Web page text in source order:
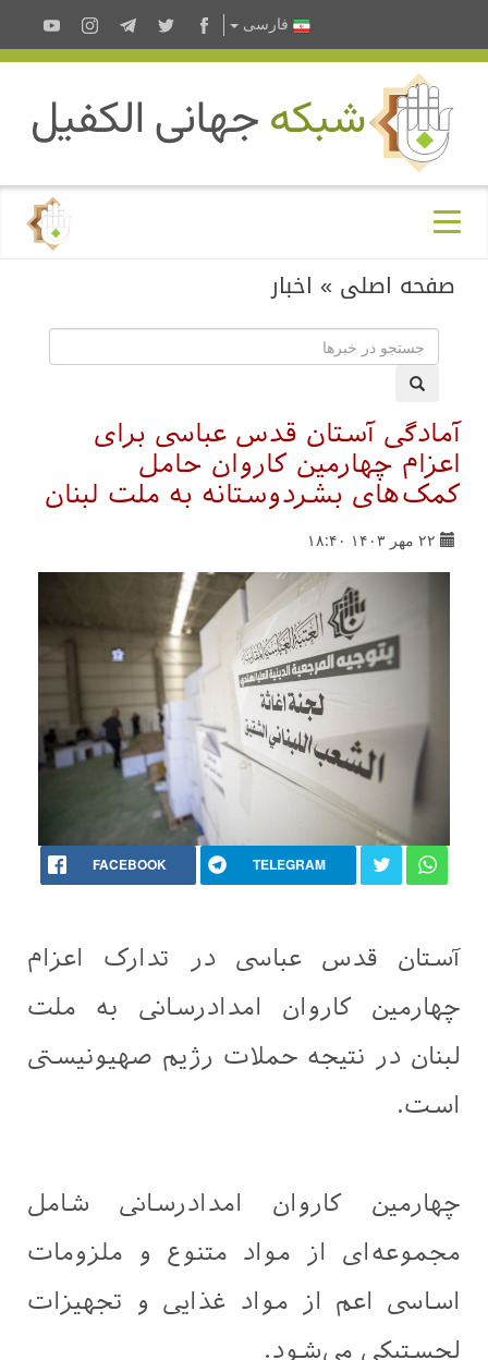
فارسى
صفحه اصلی » اخبار
آمادگی آستان قدس عباسی برای
اعزام چهارمین کاروان حامل
کمک‌های بشردوستانه به ملت لبنان
۲۲ مهر ۱۴۰۳ ۱۸:۴۰
FACEBOOK TELEGRAM
آستان قدس عباسی در تدارک اعزام
چهارمین کاروان امدادرسانی به ملت
لبنان در نتیجه حملات رژیم صهیونیستی
است.
چهارمین کاروان امدادرسانی شامل
مجموعه‌ای از مواد متنوع و ملزومات
اساسی اعم از مواد غذایی و تجهیزات
لجستیکی می‌شود.